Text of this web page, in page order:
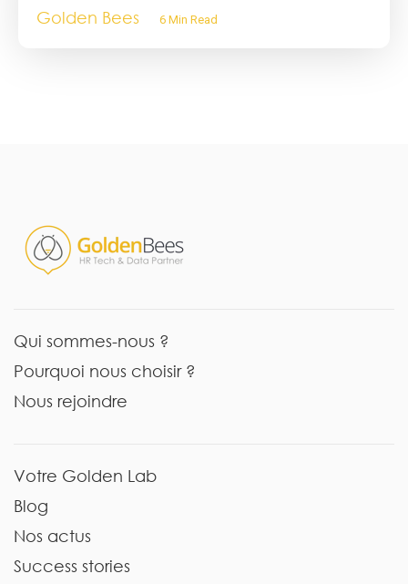
Golden Bees 6 Min Read
Qui sommes-nous ?
Pourquoi nous choisir ?
Nous rejoindre
Votre Golden Lab
Blog
Nos actus
Success stories